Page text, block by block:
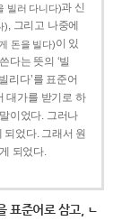
빌러 다니다)과 신
), 그리고 나중에
돈을 빌다)이 있
다는 뜻의 ‘빌
리다’를 표준어
대가를 받기로 하
이었다. 그러나
었다. 그래서 원
되었다.
표준어로 삼고, ㄴ